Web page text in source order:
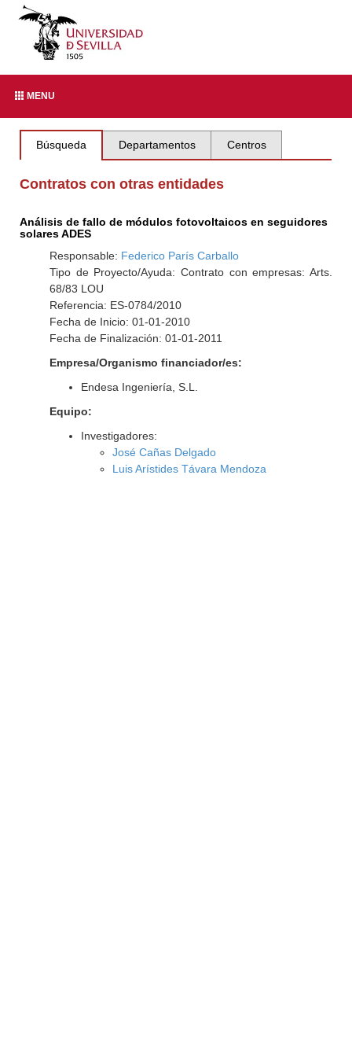
MENU
Búsqueda Departamentos Centros
Contratos con otras entidades
Análisis de fallo de módulos fotovoltaicos en seguidores
solares ADES
Responsable: Federico París Carballo
Tipo de Proyecto/Ayuda: Contrato con empresas: Arts.
68/83 LOU
Referencia: ES-0784/2010
Fecha de Inicio: 01-01-2010
Fecha de Finalización: 01-01-2011
Empresa/Organismo financiador/es:
Endesa Ingeniería, S.L.
Equipo:
Investigadores:
José Cañas Delgado
Luis Arístides Távara Mendoza